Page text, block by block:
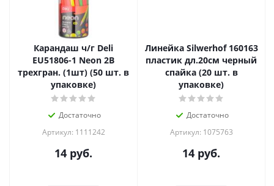
Карандаш ч/г Deli
EU51806-1 Neon 2B
трехгран. (1шт) (50 шт. в
упаковке)
Достаточно
Артикул: 1111242
14 руб.
Линейка Silwerhof 160163
пластик дл.20см черный
спайка (20 шт. в
упаковке)
Достаточно
Артикул: 1075763
14 руб.